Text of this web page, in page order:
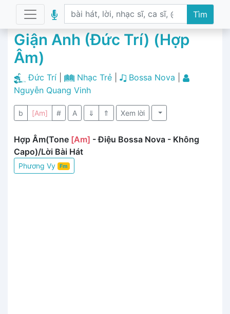
Tìm
Giận Anh (Đức Trí) (Hợp
Âm)
Đức Trí Nhạc Trẻ| Bossa Nova
Nguyễn Quang Vinh
b [Am] # A ⇓ ⇑ Xem lời
Hợp Âm(Tone [Am] - Điệu Bossa Nova - Không
Capo)/Lời Bài Hát
Phương Vy Fm